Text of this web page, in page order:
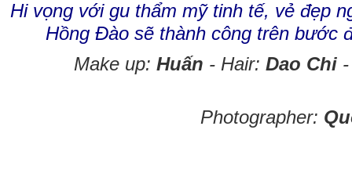
Hi vọng với gu thẩm mỹ tinh tế, vẻ đẹp
Hồng Đào sẽ thành công trên bước
Make up: Huấn - Hair: Dao Chi
Photographer: